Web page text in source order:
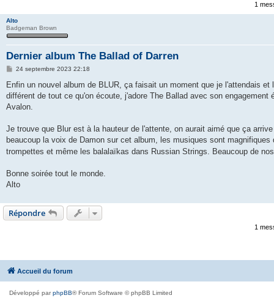
1
Alto
Badgeman Brown
Dernier album The Ballad of Darren
M
s
a
g
24 septembre 2023 22:18
Enfin un nouvel album de BLUR, ça faisait un moment que je l'attendais
différent de tout ce qu'on écoute, j'adore The Ballad avec son
Avalon.
Je trouve que Blur est à la hauteur de l'attente, on aurait aimé que ça
beaucoup la voix de Damon sur cet album, les musiques sont
trompettes et même les balalaïkas dans Russian Strings. Beaucoup de
Bonne soirée tout le monde.
Alto
Répondre
1
Accueil du forum
Développé parphpBB® Forum Software © phpBB Limited